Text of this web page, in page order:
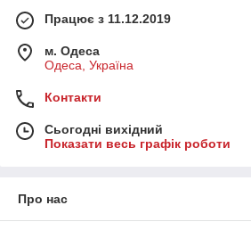
Працює з 11.12.2019
м. Одеса
Одеса, Україна
Контакти
Сьогодні вихідний
Показати весь графік роботи
Про нас